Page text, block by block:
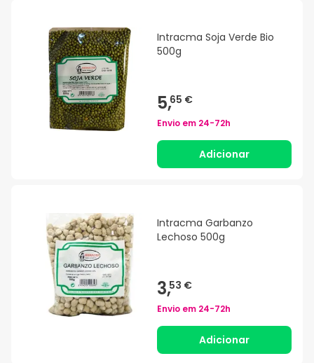
Intracma Soja Verde Bio
500g
5,65 €
Envio em 24-72h
Adicionar
Intracma Garbanzo
Lechoso 500g
3,53 €
Envio em 24-72h
Adicionar